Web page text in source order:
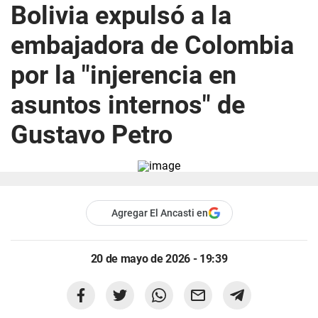
Bolivia expulsó a la
embajadora de Colombia
por la "injerencia en
asuntos internos" de
Gustavo Petro
Agregar El Ancasti en
20 de mayo de 2026 - 19:39